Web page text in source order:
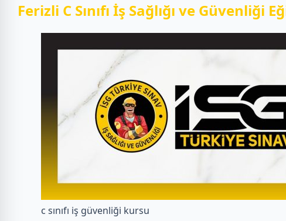
Ferizli C Sınıfı İş Sağlığı ve Güvenliği
c sınıfı iş güvenliği kursu